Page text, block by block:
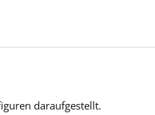
daraufgestellt.